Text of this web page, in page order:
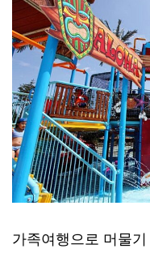
가족여행으로 머물